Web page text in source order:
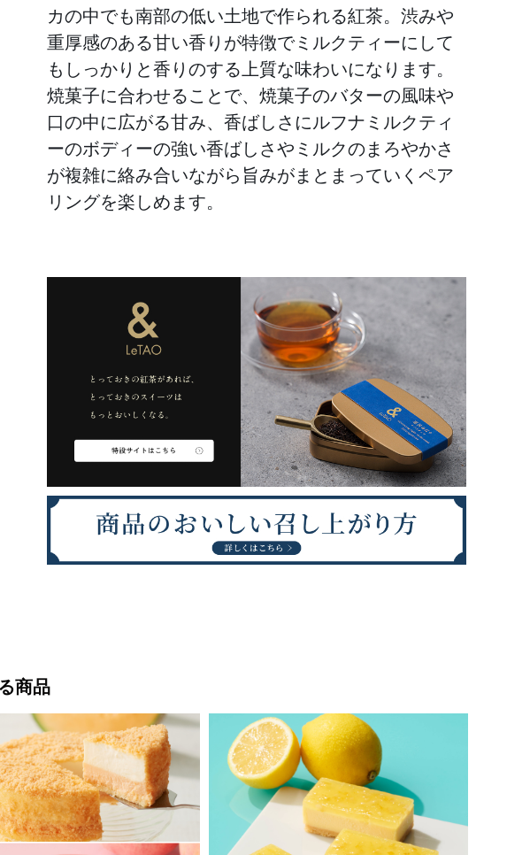
カの中でも南部の低い土地で作られる紅茶。渋みや
重厚感のある甘い香りが特徴でミルクティーにして
もしっかりと香りのする上質な味わいになります。
焼菓子に合わせることで、焼菓子のバターの風味や
口の中に広がる甘み、香ばしさにルフナミルクティ
ーのボディーの強い香ばしさやミルクのまろやかさ
が複雑に絡み合いながら旨みがまとまっていくペア
リングを楽しめます。
商品